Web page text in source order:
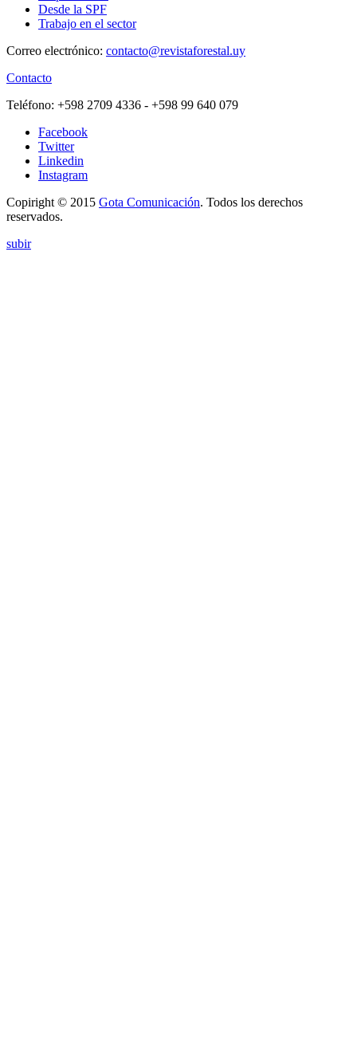
Desde la SPF
Trabajo en el sector
Correo electrónico: contacto@revistaforestal.uy
Contacto
Teléfono: +598 2709 4336 ­- +598 99 640 079
Facebook
Twitter
Linkedin
Instagram
Copiright © 2015 Gota Comunicación. Todos los derechos
reservados.
subir